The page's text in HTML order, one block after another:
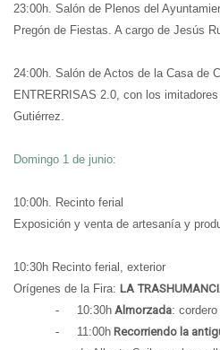
23:00h. Salón de Plenos del
Pregón de Fiestas . A cargo de Jesús
24:00h. Salón de Actos de la Casa de
ENTRERRISAS 2.0, con los
Gutiérrez.
Domingo 1 de junio:
10:00h. Recinto ferial
Exposición y venta de artesanía y
10:30h Recinto ferial, exterior
Orígenes de la Fira: LA
-
10:30h Almorzada:
-
11:00h Recorriendo la